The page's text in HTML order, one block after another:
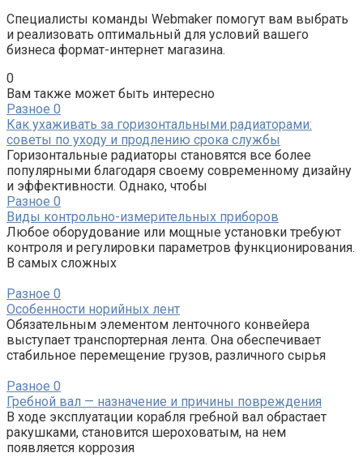
Специалисты команды Webmaker помогут вам выбрать
и реализовать оптимальный для условий вашего
бизнеса формат-интернет магазина.
0
Вам также может быть интересно
Разное 0
Как ухаживать за горизонтальными радиаторами:
советы по уходу и продлению срока службы
Горизонтальные радиаторы становятся все более
популярными благодаря своему современному дизайну
и эффективности. Однако, чтобы
Разное 0
Виды контрольно-измерительных приборов
Любое оборудование или мощные установки требуют
контроля и регулировки параметров функционирования.
В самых сложных
Разное 0
Особенности норийных лент
Обязательным элементом ленточного конвейера
выступает транспортерная лента. Она обеспечивает
стабильное перемещение грузов, различного сырья
Разное 0
Гребной вал — назначение и причины повреждения
В ходе эксплуатации корабля гребной вал обрастает
ракушками, становится шероховатым, на нем
появляется коррозия